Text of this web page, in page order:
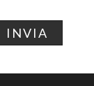
INVIA